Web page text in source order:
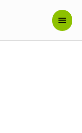
メ
イ